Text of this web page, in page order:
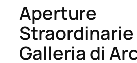
Aperture
Straordinarie
Galleria di